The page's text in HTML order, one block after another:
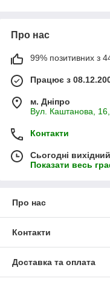
Про нас
99% позитивних з
Працює з
м. Дніпро
Вул. Каштанова, 16,
Контакти
Сьогодні вихідний
Показати весь
Про нас
Контакти
Доставка та оплата